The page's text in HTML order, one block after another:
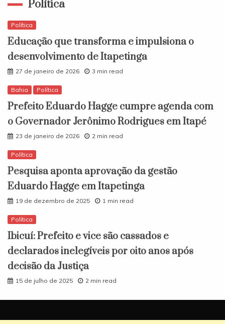
Política
Política
Educação que transforma e impulsiona o
desenvolvimento de Itapetinga
27 de janeiro de 2026 3 min read
Bahia Política
Prefeito Eduardo Hagge cumpre agenda com
o Governador Jerônimo Rodrigues em Itapé
23 de janeiro de 2026 2 min read
Política
Pesquisa aponta aprovação da gestão
Eduardo Hagge em Itapetinga
19 de dezembro de 2025 1 min read
Política
Ibicuí: Prefeito e vice são cassados e
declarados inelegíveis por oito anos após
decisão da Justiça
15 de julho de 2025 2 min read